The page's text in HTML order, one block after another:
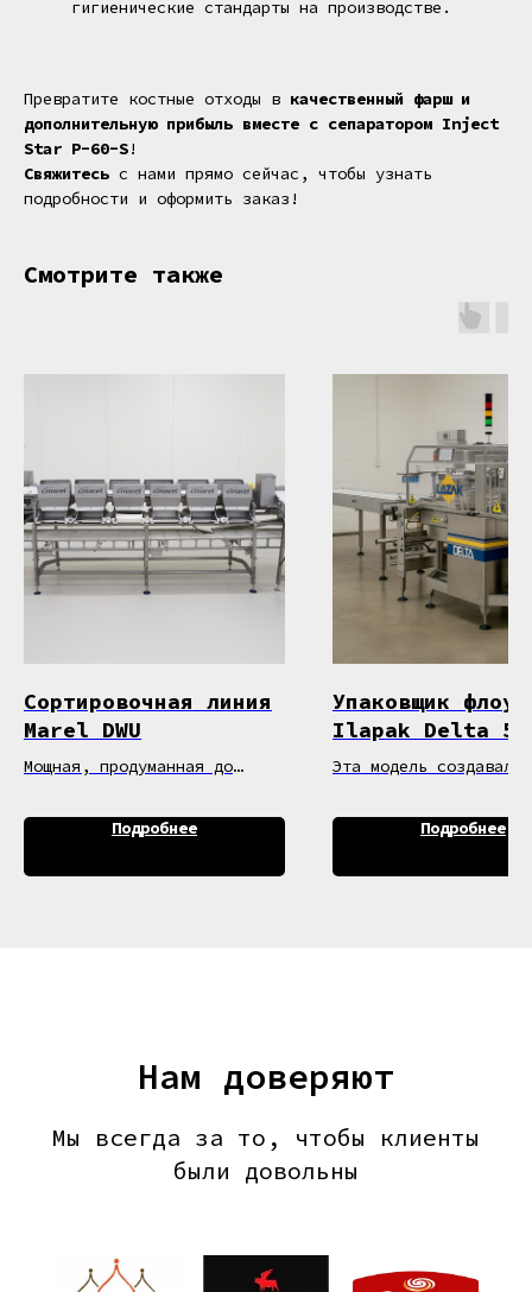
гигиенические стандарты на производстве.
Превратите костные отходы в качественный фарш и
дополнительную прибыль вместе с сепаратором Inject
Star P-60-S!
Свяжитесь с нами прямо сейчас, чтобы узнать
подробности и оформить заказ!
Смотрите также
Сортировочная линия
Marel DWU
Мощная, продуманная до
Marel DWU — это не просто
оборудование, а
Подробнее
Упаковщик
Ilapak Delta
Эта модель
упаковки и надёжную
без простоев.
Подробнее
Нам доверяют
Мы всегда за то, чтобы клиенты
были довольны